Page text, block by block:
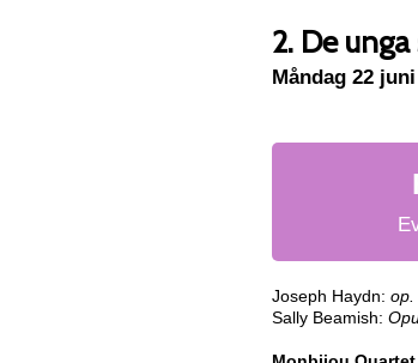
2. De
Måndag 22
Joseph Haydn: op.
Sally Beamish: